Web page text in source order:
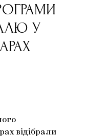
МИСТЕЦТВО
У
відібрали